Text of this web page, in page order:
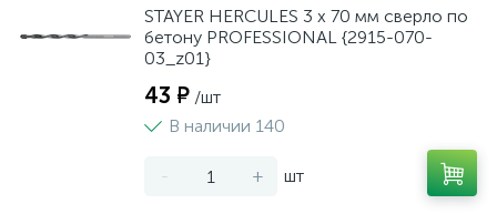
STAYER HERCULES 3 x 70 мм сверло по
бетону PROFESSIONAL {2915-070-
03_z01}
43 ₽ /шт
В наличии 140
- + шт